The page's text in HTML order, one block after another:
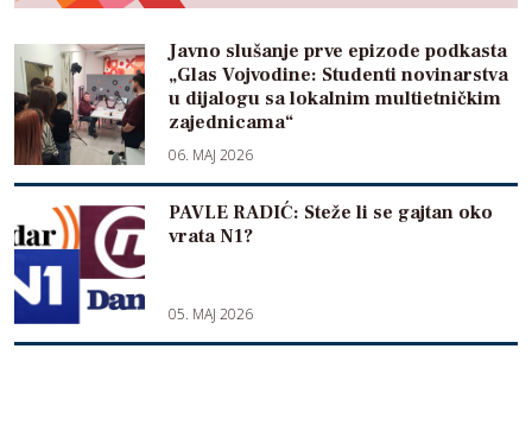
Javno slušanje prve epizode podkasta
„Glas Vojvodine: Studenti novinarstva
u dijalogu sa lokalnim multietničkim
zajednicama“
06. MAJ 2026
PAVLE RADIĆ: Steže li se gajtan oko
vrata N1?
05. MAJ 2026